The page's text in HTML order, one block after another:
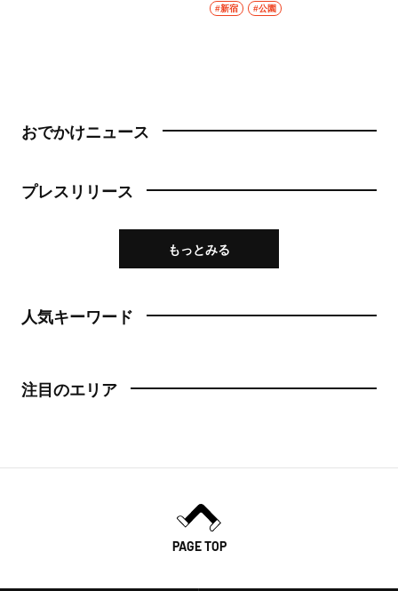
#新宿 #公園
おでかけニュース
プレスリリース
もっとみる
人気キーワード
注目のエリア
PAGE TOP